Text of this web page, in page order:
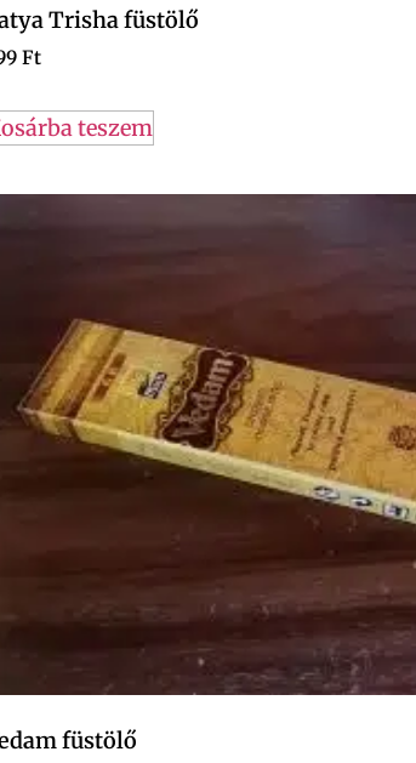
Trisha füstölő
Ft
teszem
füstölő